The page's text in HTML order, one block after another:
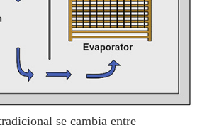
se cambia entre